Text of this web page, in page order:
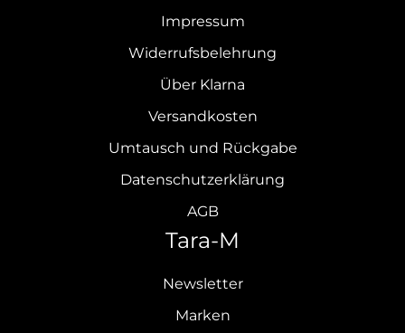
Impressum
Widerrufsbelehrung
Über Klarna
Versandkosten
Umtausch und Rückgabe
Datenschutzerklärung
AGB
Tara-M
Newsletter
Marken